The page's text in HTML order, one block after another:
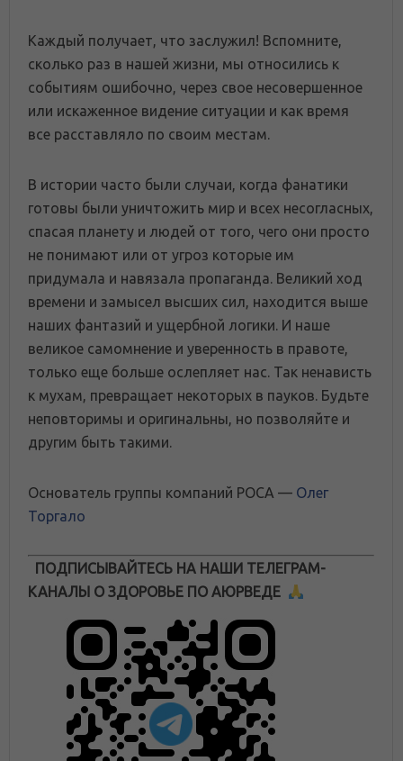
Каждый получает, что заслужил! Вспомните,
сколько раз в нашей жизни, мы относились к
событиям ошибочно, через свое несовершенное
или искаженное видение ситуации и как время
все расставляло по своим местам.
В истории часто были случаи, когда фанатики
готовы были уничтожить мир и всех несогласных,
спасая планету и людей от того, чего они просто
не понимают или от угроз которые им
придумала и навязала пропаганда. Великий ход
времени и замысел высших сил, находится выше
наших фантазий и ущербной логики. И наше
великое самомнение и уверенность в правоте,
только еще больше ослепляет нас. Так ненависть
к мухам, превращает некоторых в пауков. Будьте
неповторимы и оригинальны, но позволяйте и
другим быть такими.
Основатель группы компаний РОСА — Олег
Торгало
ПОДПИСЫВАЙТЕСЬ НА НАШИ ТЕЛЕГРАМ-
КАНАЛЫ О ЗДОРОВЬЕ ПО АЮРВЕДЕ